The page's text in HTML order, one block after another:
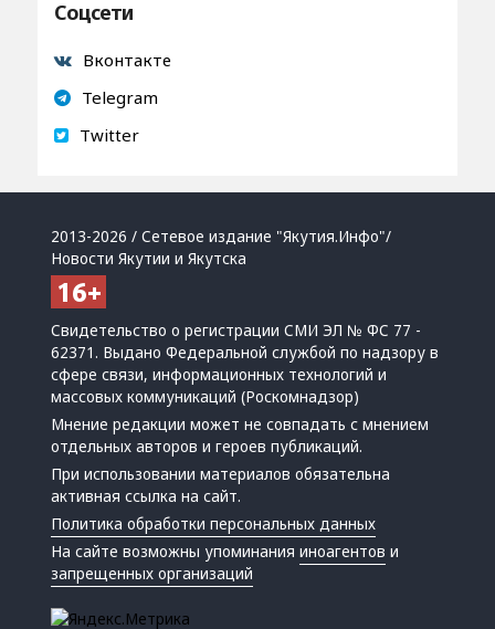
Соцсети
Вконтакте
Telegram
Twitter
2013-2026 / Сетевое издание "Якутия.Инфо"/
Новости Якутии и Якутска
Свидетельство о регистрации СМИ ЭЛ № ФС 77 -
62371. Выдано Федеральной службой по надзору в
сфере связи, информационных технологий и
массовых коммуникаций (Роскомнадзор)
Мнение редакции может не совпадать с мнением
отдельных авторов и героев публикаций.
При использовании материалов обязательна
активная ссылка на сайт.
Политика обработки персональных данных
На сайте возможны упоминанияиноагентов и
запрещенных организаций